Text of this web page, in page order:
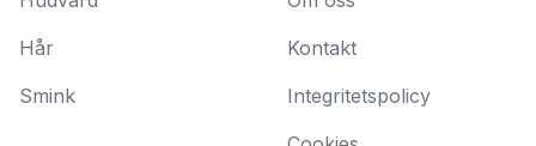
Hår
Smink
Kontakt
Integritetspolicy